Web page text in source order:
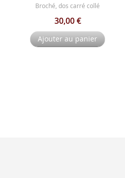
Broché, dos carré collé
30,00 €
Ajouter au panier